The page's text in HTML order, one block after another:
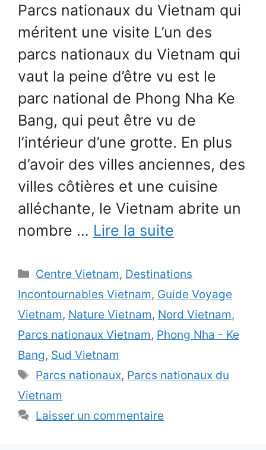
Parcs nationaux du Vietnam qui
méritent une visite L’un des
parcs nationaux du Vietnam qui
vaut la peine d’être vu est le
parc national de Phong Nha Ke
Bang, qui peut être vu de
l’intérieur d’une grotte. En plus
d’avoir des villes anciennes, des
villes côtières et une cuisine
alléchante, le Vietnam abrite un
nombre … Lire la suite
Catégories
Centre Vietnam, Destinations
Incontournables Vietnam, Guide Voyage
Vietnam, Nature Vietnam, Nord Vietnam,
Parcs nationaux Vietnam, Phong Nha - Ke
Bang, Sud Vietnam
Étiquettes
Parcs nationaux, Parcs nationaux du
Vietnam
Laisser un commentaire